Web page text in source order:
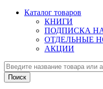
Каталог товаров
КНИГИ
ПОДПИСКА
ОТДЕЛЬНЫЕ
АКЦИИ